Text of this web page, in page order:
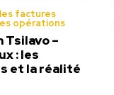
les factures
opérations
Tsilavo –
: les
et la réalité